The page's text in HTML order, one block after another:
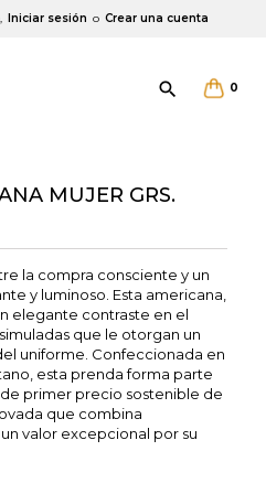
Iniciar sesión o Crear una cuenta
0

MUJER GRS.
la compra consciente y un
y luminoso. Esta americana,
elegante contraste en el
que le otorgan un
uniforme. Confeccionada en
esta prenda forma parte
primer precio sostenible de
que combina
valor excepcional por su